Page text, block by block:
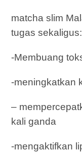
matcha slim
tugas sekaligus:
-Membuang
-meningkatkan
–
kali ganda
-mengaktifkan